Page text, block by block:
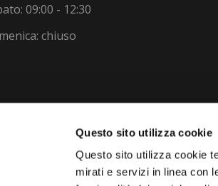
Questo sito utilizza cookie
Questo sito utilizza cookie
mirati e servizi in linea con
09:00 - 12:30
chiuso